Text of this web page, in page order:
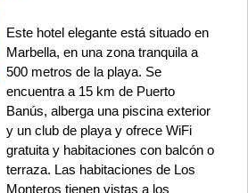
Este hotel elegante está situado en
Marbella, en una zona tranquila a
500 metros de la playa. Se
encuentra a 15 km de Puerto
Banús, alberga una piscina exterior
y un club de playa y ofrece WiFi
gratuita y habitaciones con balcón o
terraza. Las habitaciones de Los
Monteros tienen vistas a los